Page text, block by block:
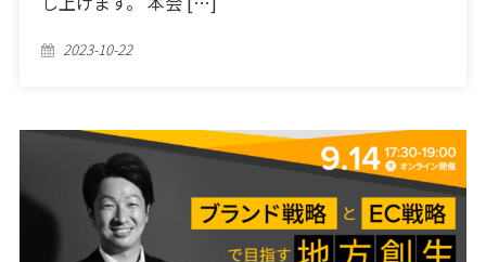
Posted
2023-10-22